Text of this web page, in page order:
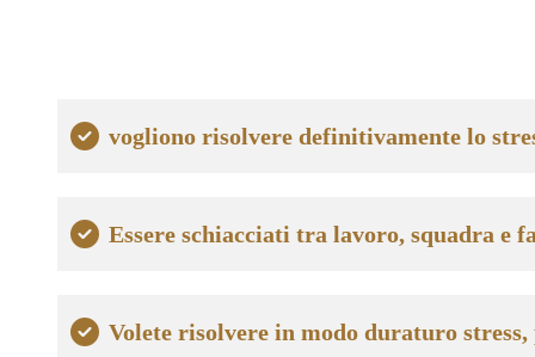
vogliono risolvere definitivamente lo
Essere schiacciati tra lavoro, squadra e
Volete risolvere in modo duraturo